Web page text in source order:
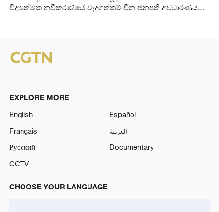
විද්‍යාත්මක නවීකරණයේ වැදගත්කම් චීන ජනපති අවධාරණය
EXPLORE MORE
English
Español
Français
العربية
Русский
Documentary
CCTV+
CHOOSE YOUR LANGUAGE